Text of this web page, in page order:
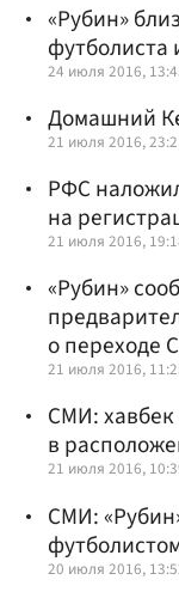
«Рубин»
24 июля 2016,
Домашний
21 июля 2016,
РФС
на
21 июля 2016,
«Рубин»
о переходе
21 июля 2016,
СМИ:
в
21 июля 2016,
СМИ:
20 июля 2016,